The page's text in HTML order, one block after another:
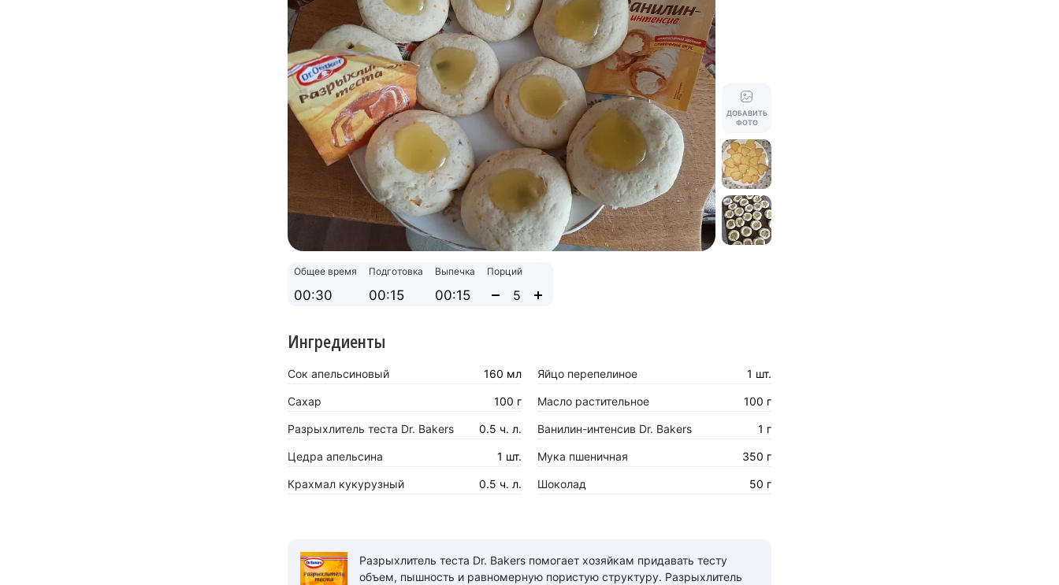
ДОБАВИТЬ
ФОТО
Общее время
00:30
Подготовка
00:15
Выпечка
00:15
Порций
Ингредиенты
Сок апельсиновый 160 мл Яйцо перепелиное 1 шт.
Сахар 100 г Масло растительное 100 г
Разрыхлитель теста Dr. Bakers 0.5 ч. л. Ванилин-интенсив Dr. Bakers 1 г
Цедра апельсина 1 шт. Мука пшеничная 350 г
Крахмал кукурузный 0.5 ч. л. Шоколад 50 г
Разрыхлитель теста Dr. Bakers помогает хозяйкам придавать тесту
объем, пышность и равномерную пористую структуру. Разрыхлитель